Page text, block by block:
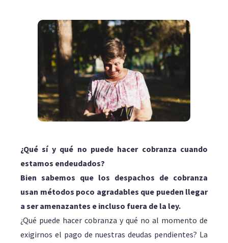
¿Qué sí y qué no puede hacer cobranza cuando
estamos endeudados?
Bien sabemos que los despachos de cobranza
usan métodos poco agradables que pueden llegar
a ser amenazantes e incluso fuera de la ley.
¿Qué puede hacer cobranza y qué no al momento de
exigirnos el pago de nuestras deudas pendientes? La